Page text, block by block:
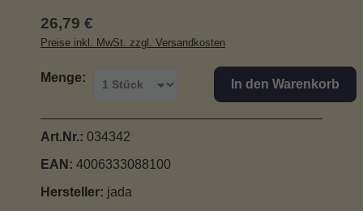
Regulärer Preis:
26,79 €
Preise inkl. MwSt. zzgl. Versandkosten
Menge: In den Warenkorb
Art.Nr.: 034342
EAN: 4006333088100
Hersteller: jada